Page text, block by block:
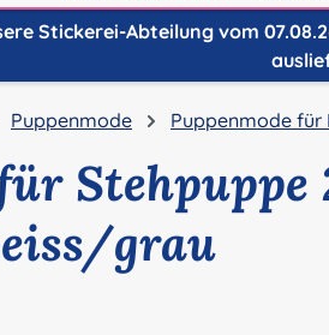
Stickerei-Abteilung vom
Puppenmode Puppenmode
Stehpuppe
grau